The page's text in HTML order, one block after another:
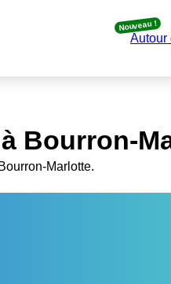
Autour
Nouveau !
Bourron-
Marlotte.